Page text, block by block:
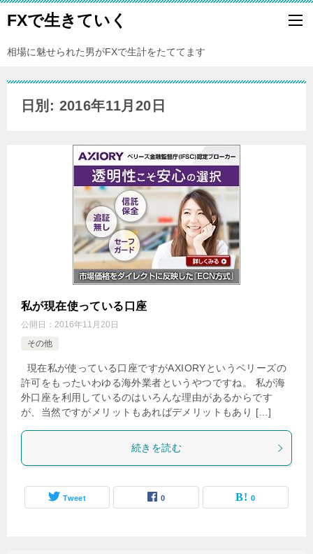
FXで生きていく
相場に魅せられた男がFXで生計をたててます
日別: 2016年11月20日
私が現在使っている口座
公開日： 2016年11月20日
その他
現在私が使っている口座ですがAXIORYというベリーズの
許可をもったいわゆる海外業者というやつですね。 私が海
外口座を利用しているのはいろんな理由があるからです
が、当然ですがメリットもあればデメリットもあり […]
続きを読む
Tweet 0 0